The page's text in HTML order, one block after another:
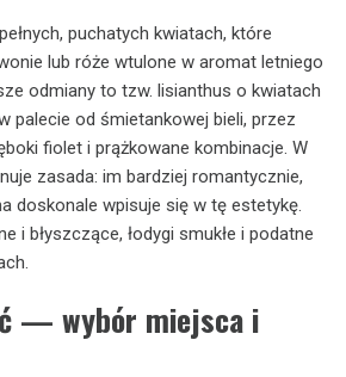
puchatych kwiatach, które
lub róże wtulone w aromat letniego
odmiany to tzw. lisianthus o kwiatach
w palecie od śmietankowej bieli, przez
fiolet i prążkowane kombinacje. W
zasada: im bardziej romantycznie,
doskonale wpisuje się w tę estetykę.
i błyszczące, łodygi smukłe i podatne
— wybór miejsca i